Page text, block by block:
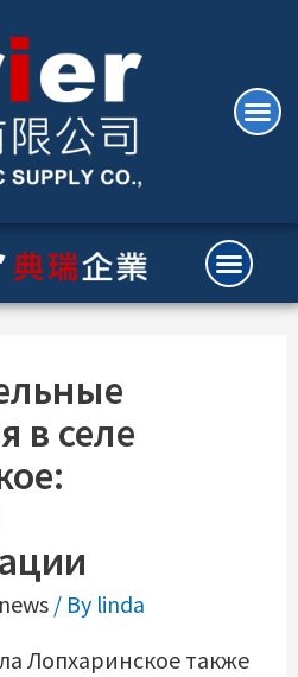
в селе
news/ By linda
Лопхаринское также